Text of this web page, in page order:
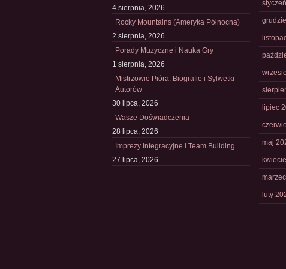
4 sierpnia, 2026
Rocky Mountains (Ameryka Północna)
2 sierpnia, 2026
Porady Muzyczne i Nauka Gry
1 sierpnia, 2026
Mistrzowie Pióra: Biografie i Sylwetki
Autorów
30 lipca, 2026
Wasze Doświadczenia
28 lipca, 2026
Imprezy Integracyjne i Team Building
27 lipca, 2026
lipiec
maj
luty